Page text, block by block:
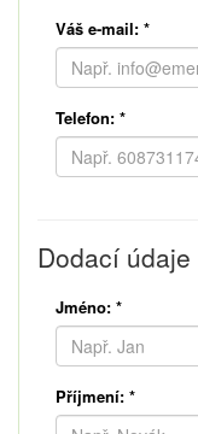
Váš e-mail: *
Telefon: *
Dodací údaje
Jméno: *
Příjmení: *